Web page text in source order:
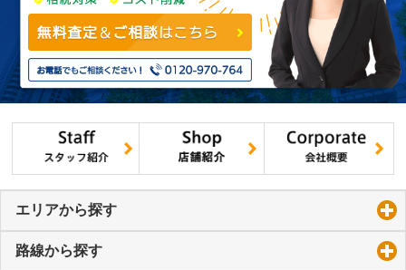
エリアから探す
路線から探す